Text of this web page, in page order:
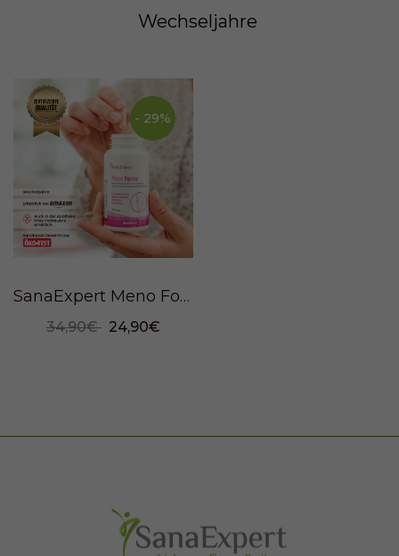
Wechseljahre
- 29%
SanaExpert Meno Forte, 60 Kapseln
34,90€ 24,90€